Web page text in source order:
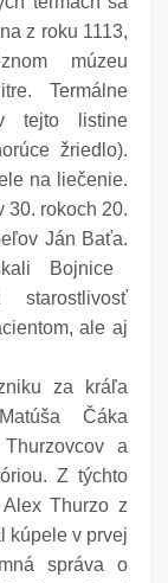
z roku 1113,
múzeu
Termálne
tejto listine
žriedlo).
na liečenie.
30. rokoch 20.
Ján Baťa.
Bojnice
starostlivosť
ale aj
za kráľa
Čáka
a
Z týchto
Thurzo z
kúpele v prvej
správa o